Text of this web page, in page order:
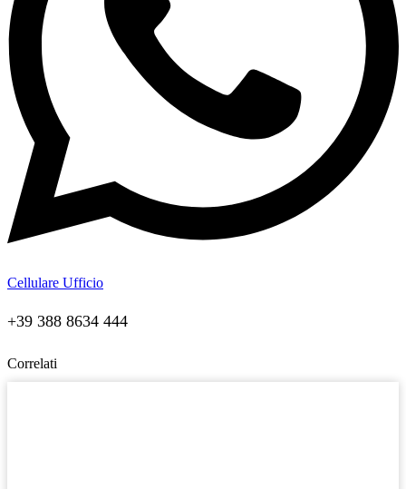
Cellulare Ufficio
+39 388 8634 444
Correlati